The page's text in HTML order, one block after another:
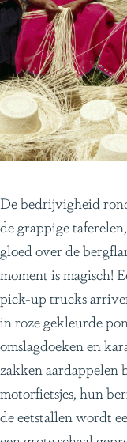
De bedrijvigheid
de grappige
gloed over de
moment is magisch!
pick-up trucks
in roze gekleurde
omslagdoeken en
zakken aardappelen
motorfietsjes, hun
de eetstallen wordt